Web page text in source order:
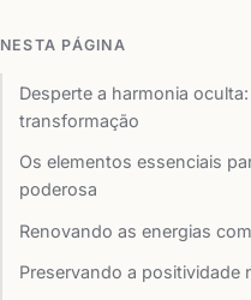
NESTA PÁGINA
Desperte a harmonia
transformação
Os elementos essenciais
poderosa
Renovando as energias
Preservando a positividade